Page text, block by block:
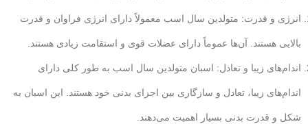
انرژی و قدرت: متولدین سال اسب معمولاً دارای انرژی فراوان و قدرت
بالایی هستند. آن‌ها عموماً دارای عضلات قوی و استقامت زیادی هستند.
اندام‌های زیبا و تعادل: اسبان متولدین سال اسب به طور کلی دارای
اندام‌های زیبا، تعادل و سازگاری بین اجزای بدنی خود هستند. این اسبان به
شکل و قدرت بدنی بسیار اهمیت می‌دهند.